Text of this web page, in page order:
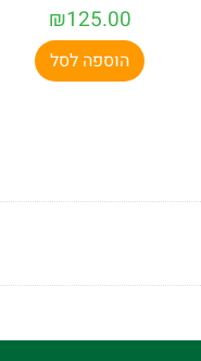
₪125.00
הוספה לסל